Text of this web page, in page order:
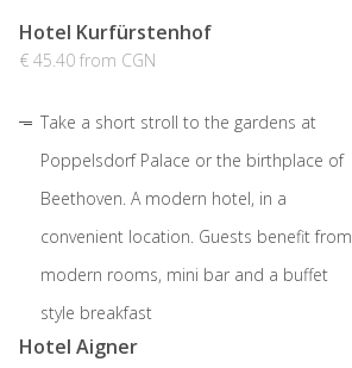
Hotel Kurfürstenhof
€ 45.40 from CGN
Take a short stroll to the gardens at
Poppelsdorf Palace or the birthplace of
Beethoven. A modern hotel, in a
convenient location. Guests benefit from
modern rooms, mini bar and a buffet
style breakfast
Hotel Aigner